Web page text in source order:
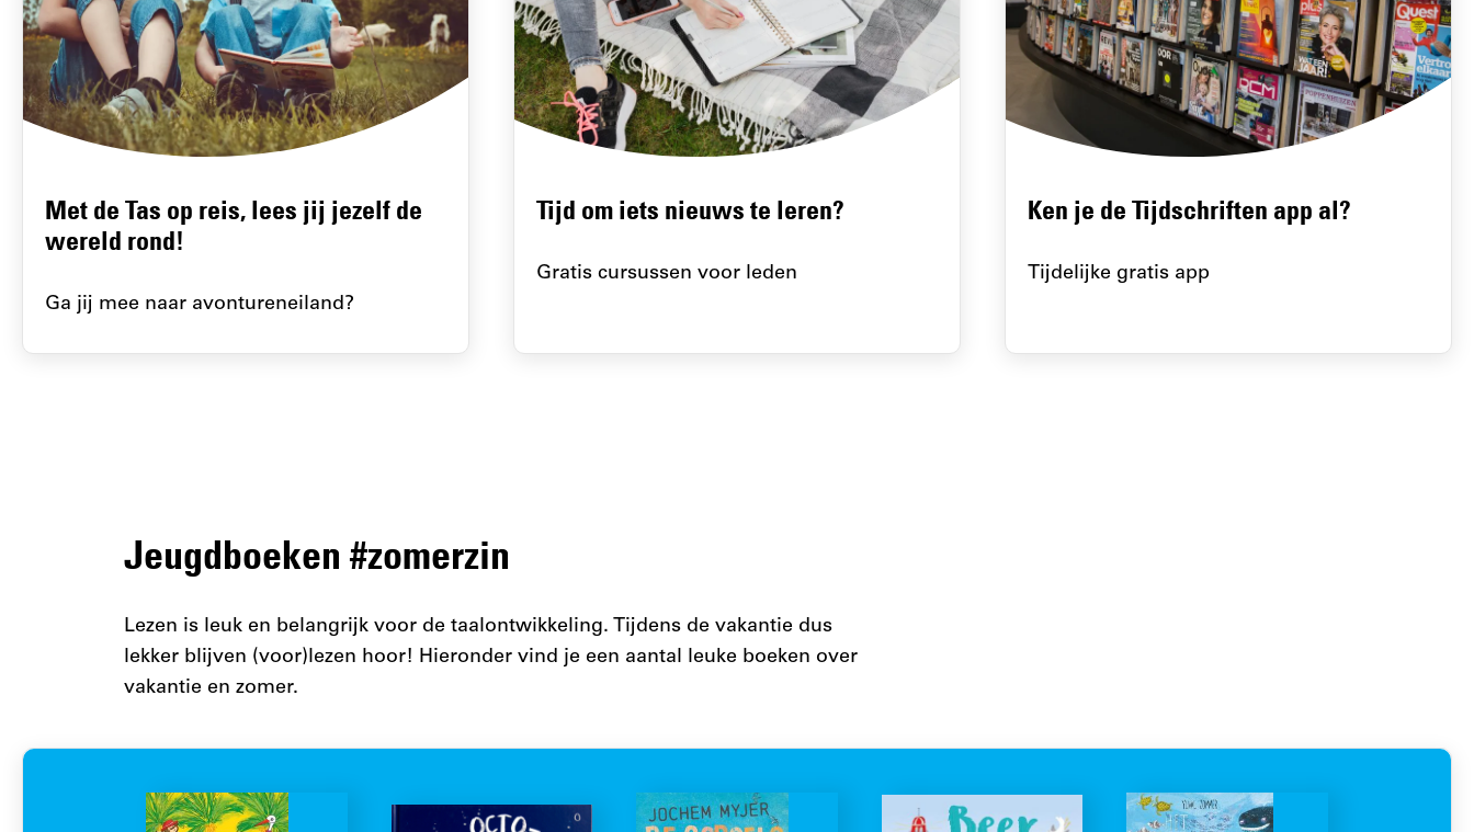
Met de Tas op reis, lees jij jezelf de
wereld rond!
Ga jij mee naar avontureneiland?
Tijd om iets nieuws te leren?
Gratis cursussen voor leden
Ken je de Tijdschriften app al?
Tijdelijke gratis app
Jeugdboeken #zomerzin
Lezen is leuk en belangrijk voor de taalontwikkeling. Tijdens de vakantie dus
lekker blijven (voor)lezen hoor! Hieronder vind je een aantal leuke boeken over
vakantie en zomer.